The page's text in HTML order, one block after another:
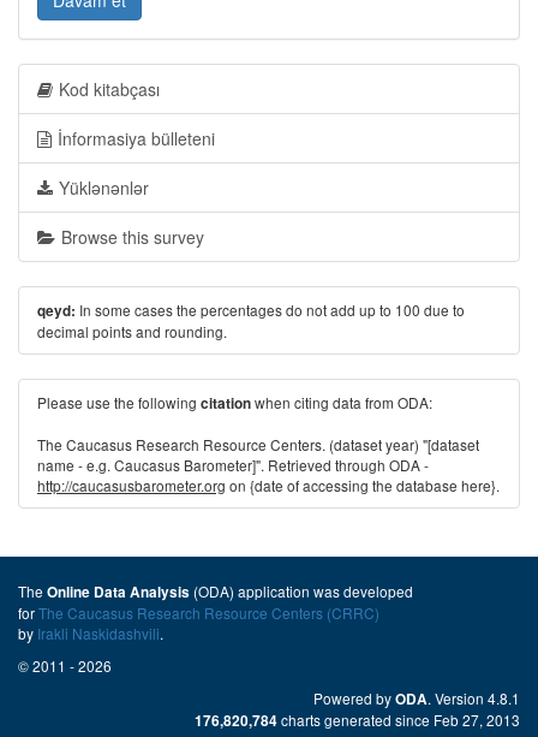
Kod kitabçası
İnformasiya bülleteni
Yüklənənlər
Browse this survey
qeyd: In some cases the percentages do not add up to 100 due to
decimal points and rounding.
Please use the following citationwhen citing data from ODA:
The Caucasus Research Resource Centers. (dataset year) "[dataset
name - e.g. Caucasus Barometer]". Retrieved through ODA -
http://caucasusbarometer.org on {date of accessing the database here}.
The Online Data Analysis (ODA) application was developed
forThe Caucasus Research Resource Centers (CRRC)
by Irakli Naskidashvili.
© 2011 - 2026
Powered byODA. Version 4.8.1
176,820,784charts generated since Feb 27, 2013